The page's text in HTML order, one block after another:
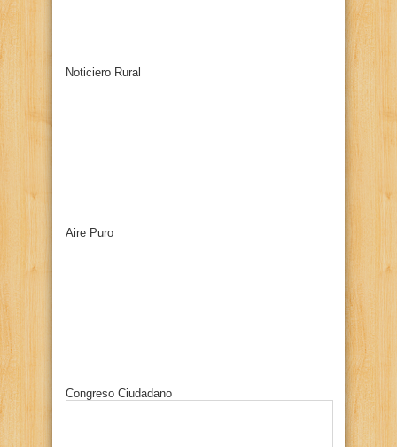
Noticiero Rural
Aire Puro
Congreso Ciudadano